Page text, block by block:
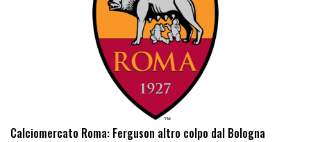
Calciomercato Roma: Ferguson altro colpo dal Bologna